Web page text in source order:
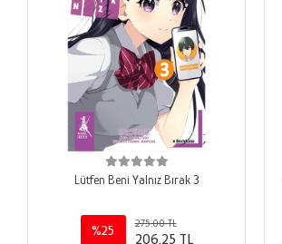
Lütfen Beni Yalnız Bırak 3
%25
275,00 TL
206,25 TL